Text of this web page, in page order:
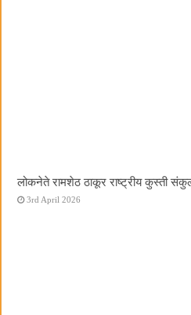
लोकनेते रामशेठ ठाकूर राष्ट्रीय कुस्ती
3rd April 2026